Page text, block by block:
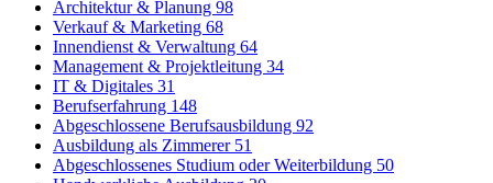
Architektur & Planung 98
Verkauf & Marketing 68
Innendienst & Verwaltung 64
Management & Projektleitung 34
IT & Digitales 31
Berufserfahrung 148
Abgeschlossene Berufsausbildung 92
Ausbildung als Zimmerer 51
Abgeschlossenes Studium oder Weiterbildung 50